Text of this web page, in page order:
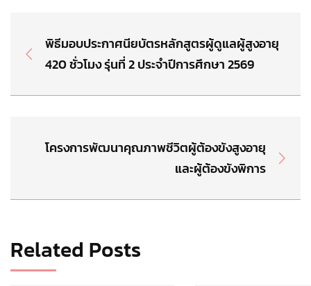
พิธีมอบประกาศนียบัตรหลักสูตรผู้ดูแลผู้สูงอายุ
420 ชั่วโมง รุ่นที่ 2 ประจำปีการศึกษา 2569
โครงการพัฒนาคุณภาพชีวิตผู้ต้องขังสูงอายุ
และผู้ต้องขังพิการ
Related Posts